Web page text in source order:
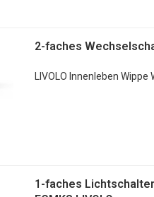
2-faches
LIVOLO Innenleben
1-faches